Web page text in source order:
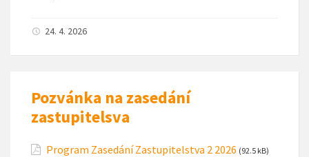
24. 4. 2026
Pozvánka na zasedání
zastupitelsva
Program Zasedání Zastupitelstva 2 2026 (92.5 kB)